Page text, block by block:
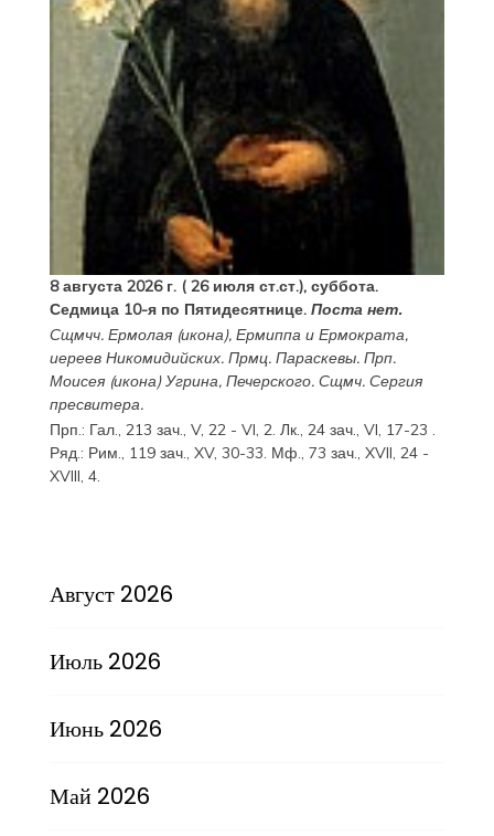
8 августа 2026 г. ( 26 июля ст.ст.), суббота.
Седмица 10-я по Пятидесятнице. Поста нет.
Сщмчч. Ермолая(икона), Ермиппаи Ермократа,
иереев Никомидийских. Прмц. Параскевы. Прп.
Моисея(икона) Угрина, Печерского. Сщмч. Сергия
пресвитера.
Прп.: Гал., 213 зач., V, 22 - VI, 2. Лк., 24 зач., VI, 17-23 .
Ряд.: Рим., 119 зач., XV, 30-33. Мф., 73 зач., XVII, 24 -
XVIII, 4.
Август 2026
Июль 2026
Июнь 2026
Май 2026